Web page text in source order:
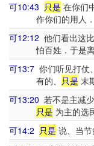
可10:43 只是 在你们
作你们的用人．
可12:12 他们看出这
怕百姓．于是
可13:7 你们听见打仗
有的、 只是 末
可13:20 若不是主减
只是 为主的选
可14:2 只是 说、当节